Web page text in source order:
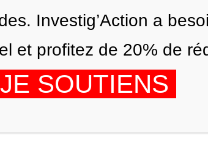
NOUS AGENDA
Investig’Action a
et profitez de 20% de
JE SOUTIENS